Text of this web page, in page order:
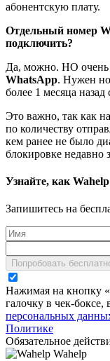
абонентскую плату.
Отдельный номер
подключить?
Да, можно. НО очень
WhatsApp. Нужен
более 1 месяца
Это важно, так как
по количеству
кем ранее не было
блокировке недавно
Узнайте, как
Запишитесь на
Попробовать
Нажимая на кнопку
галочку в чек-боксе,
персональных
Политике
Обязательное
Wahelp